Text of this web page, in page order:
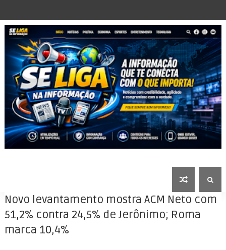
Novo levantamento mostra ACM Neto com
51,2% contra 24,5% de Jerônimo; Roma
marca 10,4%